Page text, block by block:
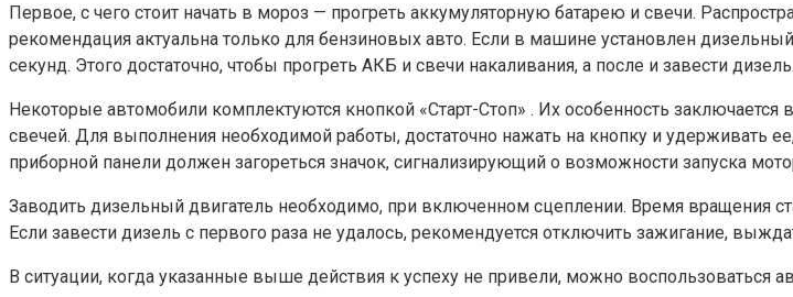
Первое, с чего стоит начать в мороз — прогреть аккумуляторную батарею и свечи.
рекомендация актуальна только для бензиновых авто. Если в машине установлен
секунд. Этого достаточно, чтобы прогреть АКБ и свечи накаливания, а после и завести дизель.
Некоторые автомобили комплектуются кнопкой «Старт-Стоп» . Их особенность
свечей. Для выполнения необходимой работы, достаточно нажать на кнопку и удерживать
приборной панели должен загореться значок, сигнализирующий о возможности запуска
Заводить дизельный двигатель необходимо, при включенном сцеплении. Время вращения
Если завести дизель с первого раза не удалось, рекомендуется отключить зажигание,
В ситуации, когда указанные выше действия к успеху не привели, можно